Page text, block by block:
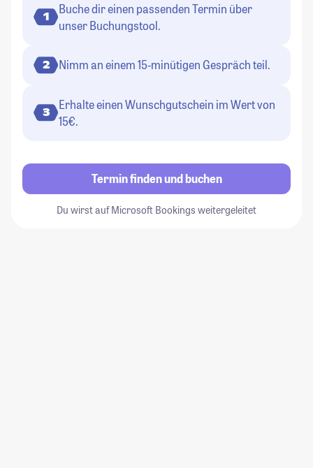
1
Buche dir einen passenden Termin über
unser Buchungstool.
2 Nimm an einem 15-minütigen Gespräch teil.
3
Erhalte einen Wunschgutschein im Wert von
15€.
Termin finden und buchen
Du wirst auf Microsoft Bookings weitergeleitet